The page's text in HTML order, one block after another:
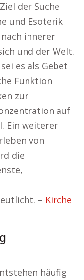
der Suche
und Esoterik
innerer
und der Welt.
es als Gebet
Funktion
zur
auf
Ein weiterer
von
die
– Kirche
häufig